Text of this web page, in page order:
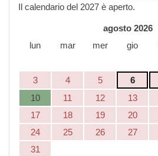
Il calendario del 2027 è aperto.
agosto 2026
lun
mar mer gio
3
4 5 6
10
11 12 13
17
18 19 20
24
25 26 27
31